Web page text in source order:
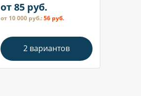
от 85 руб.
от 10 000 руб.:56 руб.
2 вариантов